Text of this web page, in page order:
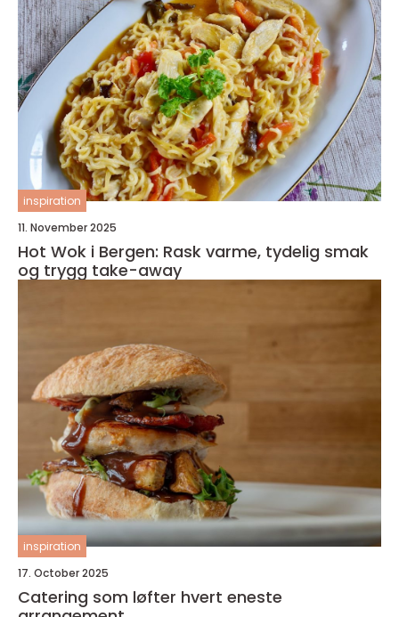
inspiration
11. November 2025
Hot Wok i Bergen: Rask varme, tydelig smak
og trygg take-away
inspiration
17. October 2025
Catering som løfter hvert eneste